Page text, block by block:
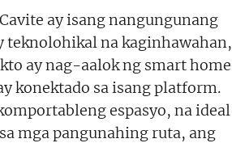
ay isang nangungunang
teknolohikal na kaginhawahan,
ay nag-aalok ng smart home
konektado sa isang platform.
espasyo, na ideal
mga pangunahing ruta, ang